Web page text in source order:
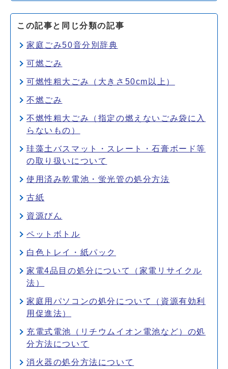
この記事と同じ分類の記事
家庭ごみ50音分別辞典
可燃ごみ
可燃性粗大ごみ（大きさ50cm以上）
不燃ごみ
不燃性粗大ごみ（指定の燃えないごみ袋に入
らないもの）
珪藻土バスマット・スレート・石膏ボード等
の取り扱いについて
使用済み乾電池・蛍光管の処分方法
古紙
資源びん
ペットボトル
白色トレイ・紙パック
家電4品目の処分について（家電リサイクル
法）
家庭用パソコンの処分について（資源有効利
用促進法）
充電式電池（リチウムイオン電池など）の処
分方法について
消火器の処分方法について